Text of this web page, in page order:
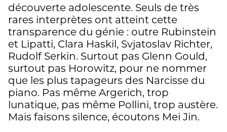
découverte adolescente. Seuls de très
rares interprètes ont atteint cette
transparence du génie : outre Rubinstein
et Lipatti, Clara Haskil, Svjatoslav Richter,
Rudolf Serkin. Surtout pas Glenn Gould,
surtout pas Horowitz, pour ne nommer
que les plus tapageurs des Narcisse du
piano. Pas même Argerich, trop
lunatique, pas même Pollini, trop austère.
Mais faisons silence, écoutons Mei Jin.